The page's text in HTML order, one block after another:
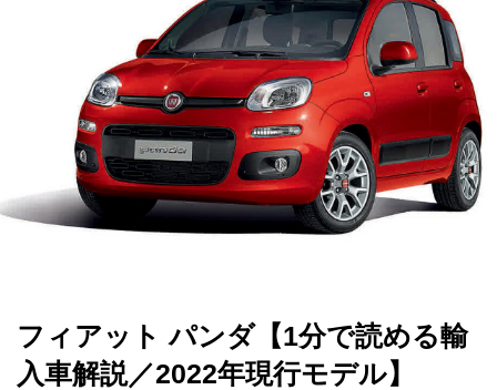
フィアット パンダ【1分で読める輸
入車解説／2022年現行モデル】